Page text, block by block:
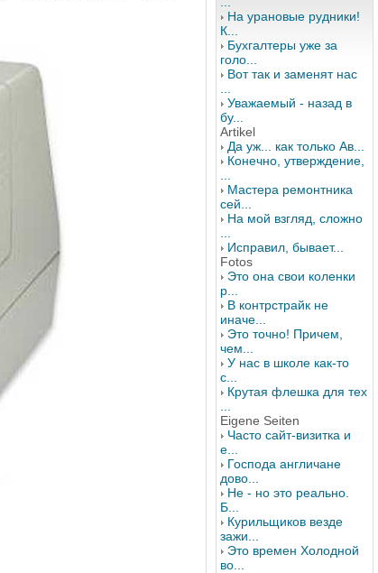
На урановые рудники!
К...
Бухгалтеры уже за
голо...
Вот так и заменят нас
Уважаемый - назад в
бу...
Artikel
Да уж... как только Ав...
Конечно, утверждение,
Мастера ремонтника
сей...
На мой взгляд, сложно
Исправил, бывает...
Fotos
Это она свои коленки
р...
В контрстрайк не
иначе...
Это точно! Причем,
чем...
У нас в школе как-то
с...
Крутая флешка для тех
Eigene Seiten
Часто сайт-визитка и
е...
Господа англичане
дово...
Не - но это реально.
Б...
Курильщиков везде
зажи...
Это времен Холодной
во...